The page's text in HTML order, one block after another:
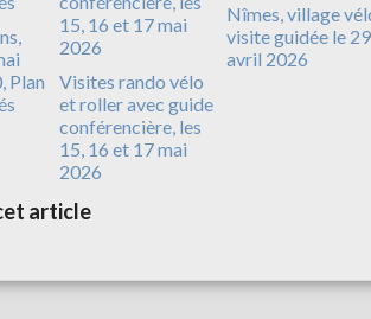
Plan
Visites rando vélo
et roller avec guide
conférencière, les
15, 16 et 17 mai
2026
Nîmes, village
visite guidée le 29
avril 2026
article